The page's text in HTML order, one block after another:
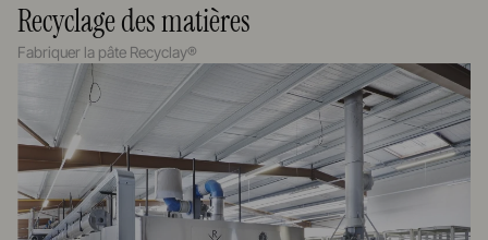
Recyclage des matières
Fabriquer la pâte Recyclay®